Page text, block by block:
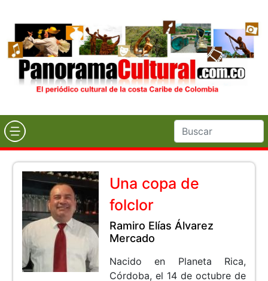
Una copa de
folclor
Ramiro Elías Álvarez
Mercado
Nacido en Planeta Rica,
Córdoba, el 14 de octubre de